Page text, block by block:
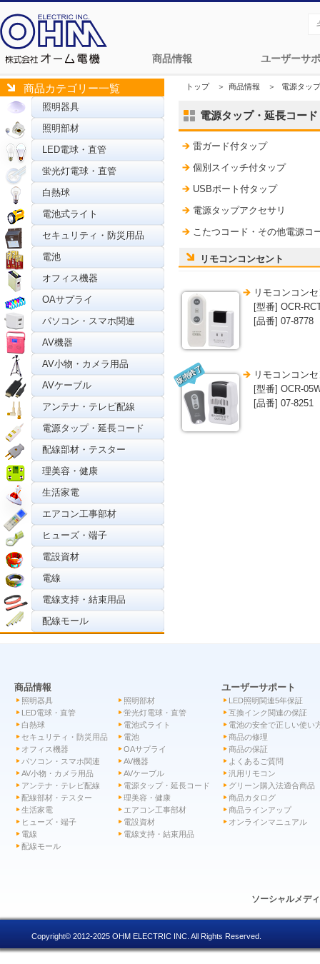
商品情報 ユーザーサ
商品カテゴリー一覧
照明器具
照明部材
LED電球・直管
蛍光灯電球・直管
白熱球
電池式ライト
セキュリティ・防災用品
電池
オフィス機器
OAサプライ
パソコン・スマホ関連
AV機器
AV小物・カメラ用品
AVケーブル
アンテナ・テレビ配線
電源タップ・延長コード
配線部材・テスター
理美容・健康
生活家電
エアコン工事部材
ヒューズ・端子
電設資材
電線
電線支持・結束用品
配線モール
トップ＞ 商品情報 ＞ 電源タッ
電源タップ・延長コード
雷ガード付タップ
個別スイッチ付タップ
USBポート付タップ
電源タップアクセサリ
こたつコード・その他電源コ
リモコンコンセント
リモコンコン
[型番] OCR-
[品番] 07-8778
販売終了
リモコンコン
[型番] OCR-
[品番] 07-8251
商品情報
照明器具
照明部材
LED電球・直管
蛍光灯電球・直管
白熱球
電池式ライト
セキュリティ・防災用品
電池
オフィス機器
OAサプライ
パソコン・スマホ関連
AV機器
AV小物・カメラ用品
AVケーブル
アンテナ・テレビ配線
電源タップ・延長コード
配線部材・テスター
理美容・健康
生活家電
エアコン工事部材
ヒューズ・端子
電設資材
電線
電線支持・結束用品
配線モール
ユーザーサポート
LED照明関連5年保証
互換インク関連の保証
電池の安全で正しい使い
商品の修理
商品の保証
よくあるご質問
汎用リモコン
グリーン購入法適合商品
商品カタログ
商品ラインアップ
オンラインマニュアル
ソーシャルメデ
Copyright© 2012-2025 OHM ELECTRIC INC. All Rights Reserved.